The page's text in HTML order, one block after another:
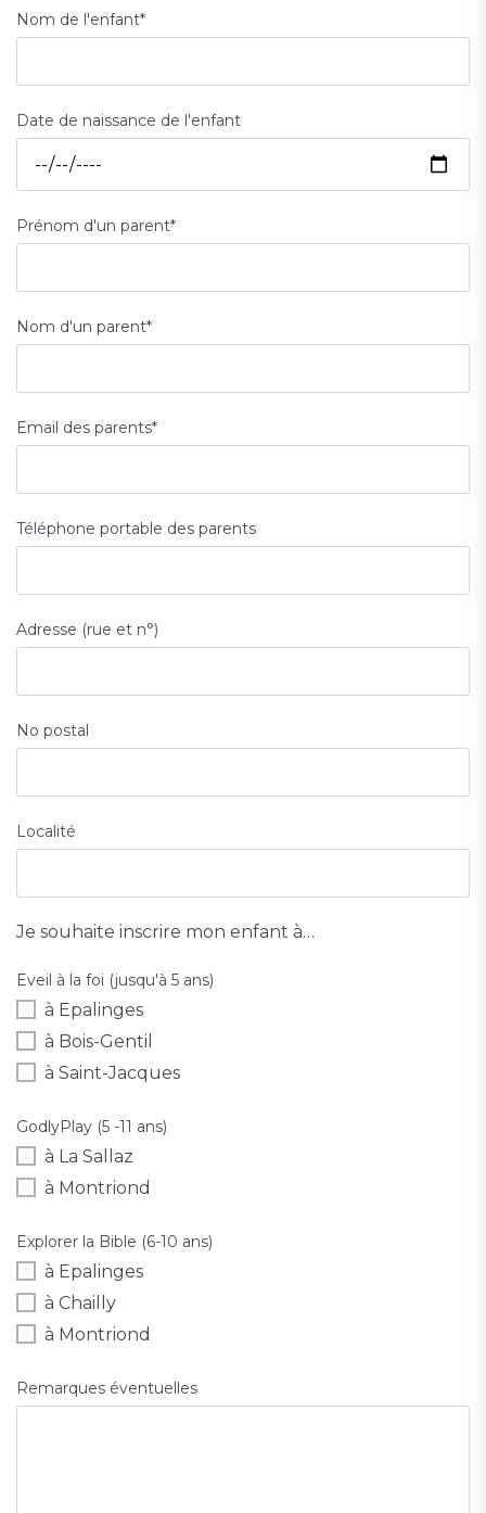
Nom de l'enfant*
Date de naissance de l'enfant
Prénom d'un parent*
Nom d'un parent*
Email des parents*
Téléphone portable des parents
Adresse (rue et n°)
No postal
Localité
Je souhaite inscrire mon enfant à…
Eveil à la foi (jusqu'à 5 ans)
à Epalinges
à Bois-Gentil
à Saint-Jacques
GodlyPlay (5 -11 ans)
à La Sallaz
à Montriond
Explorer la Bible (6-10 ans)
à Epalinges
à Chailly
à Montriond
Remarques éventuelles